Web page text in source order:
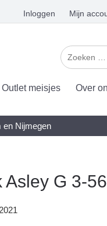
Inloggen Mijn
Outlet meisjes Over
en Nijmegen
Asley G 3-